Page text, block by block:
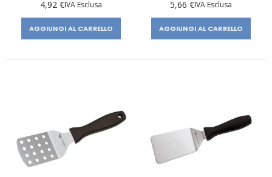
4,92 €
AGGIUNGI AL CARRELLO
5,66 €
AGGIUNGI AL CARRELLO